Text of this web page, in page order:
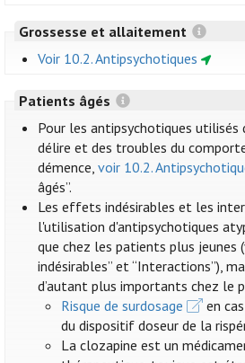
Grossesse et allaitement
Voir 10.2. Antipsychotiques
Patients âgés
Pour les antipsychotiques
délire et des troubles du
démence,voir 10.2.
âgés”.
Les effets indésirables et les
l'utilisation d'antipsychotiques
que chez les patients plus jeunes
indésirables” et “Interactions”),
d’autant plus importants chez le
Risque de surdosage
en
du dispositif doseur de la
La clozapine est un